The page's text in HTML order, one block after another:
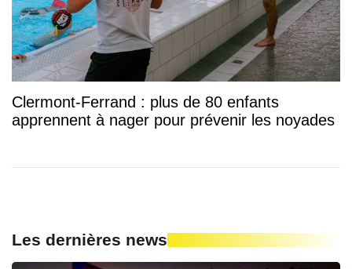
Clermont-Ferrand : plus de 80 enfants
apprennent à nager pour prévenir les noyades
Les dernières news